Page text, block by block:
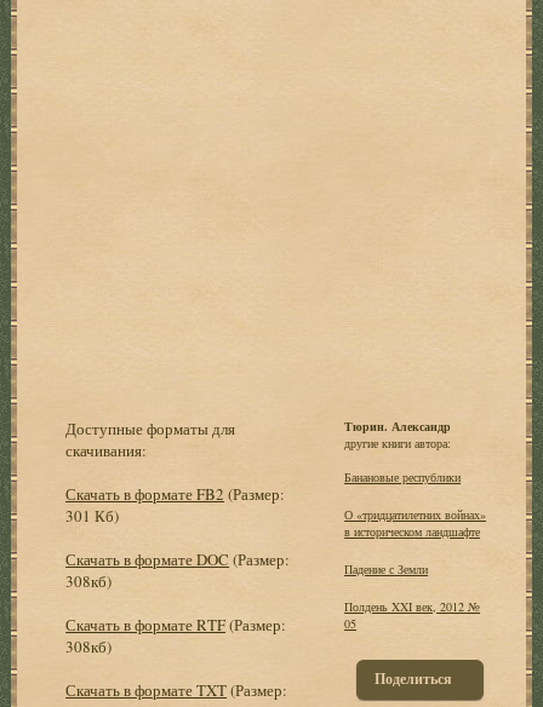
Доступные форматы для
скачивания:
Скачать в формате FB2 (Размер:
301 Кб)
Скачать в формате DOC (Размер:
308кб)
Скачать в формате RTF(Размер:
308кб)
Скачать в формате TXT(Размер:
Тюрин. Александр
другие книги автора:
Банановые республики
О «тридцатилетних войнах»
в историческом ландшафте
Падение с Земли
Полдень XXI век, 2012 №
05
Поделиться